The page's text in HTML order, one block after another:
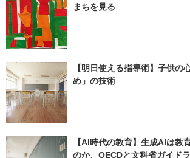
まちを見る
【明日使える指導術】子供の
め」の技術
【AI時代の教育】生成AIは教
のか、OECDと文科省ガイド